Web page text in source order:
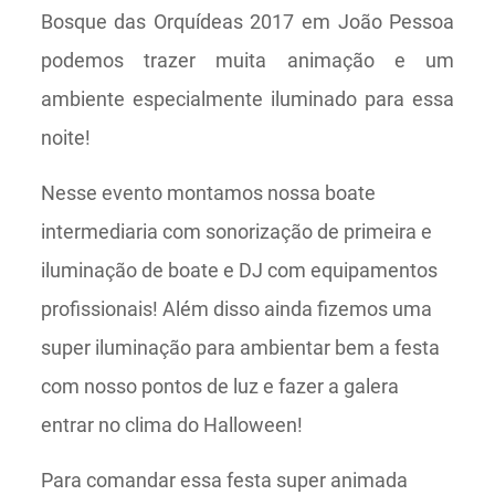
Bosque das Orquídeas 2017 em João Pessoa
podemos trazer muita animação e um
ambiente especialmente iluminado para essa
noite!
Nesse evento montamos nossa boate
intermediaria com sonorização de primeira e
iluminação de boate e DJ com equipamentos
profissionais! Além disso ainda fizemos uma
super iluminação para ambientar bem a festa
com nosso pontos de luz e fazer a galera
entrar no clima do Halloween!
Para comandar essa festa super animada